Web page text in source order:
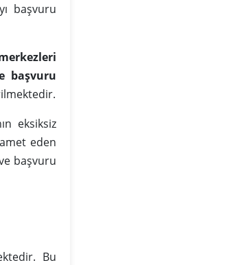
başvuru
başvuru
eksiksiz
eden
başvuru
Bu